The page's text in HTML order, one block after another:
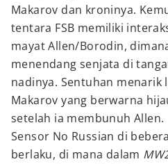
Makarov dan kroninya.
tentara FSB memiliki
mayat Allen/Borodin,
menendang senjata di
nadinya. Sentuhan menarik
Makarov yang berwarna
setelah ia membunuh Allen.
Sensor No Russian di
berlaku, di mana dalam